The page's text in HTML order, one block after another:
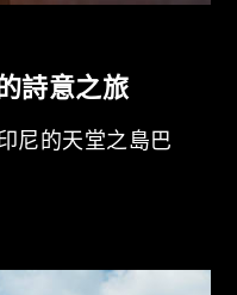
詩意之旅
尼的天堂之島巴